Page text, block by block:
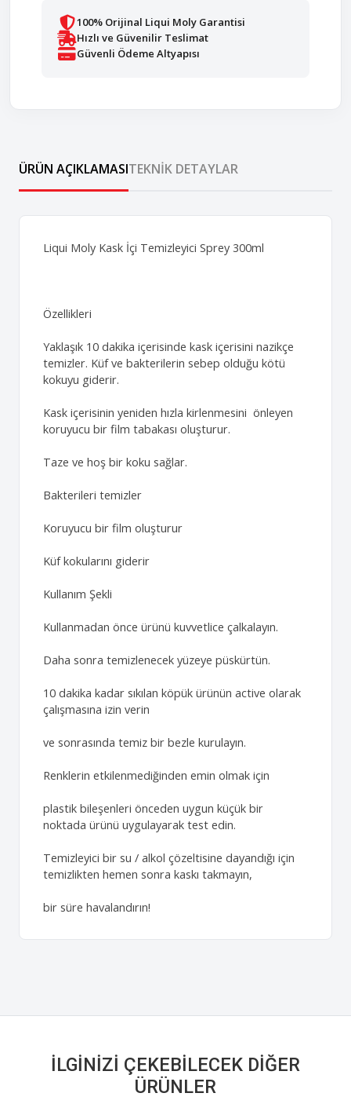
100% Orijinal Liqui Moly Garantisi
Hızlı ve Güvenilir Teslimat
Güvenli Ödeme Altyapısı
ÜRÜN AÇIKLAMASITEKNIK DETAYLAR
Liqui Moly Kask İçi Temizleyici Sprey 300ml
Özellikleri
Yaklaşık 10 dakika içerisinde kask içerisini nazikçe
temizler. Küf ve bakterilerin sebep olduğu kötü
kokuyu giderir.
Kask içerisinin yeniden hızla kirlenmesini önleyen
koruyucu bir film tabakası oluşturur.
Taze ve hoş bir koku sağlar.
Bakterileri temizler
Koruyucu bir film oluşturur
Küf kokularını giderir
Kullanım Şekli
Kullanmadan önce ürünü kuvvetlice çalkalayın.
Daha sonra temizlenecek yüzeye püskürtün.
10 dakika kadar sıkılan köpük ürünün active olarak
çalışmasına izin verin
ve sonrasında temiz bir bezle kurulayın.
Renklerin etkilenmediğinden emin olmak için
plastik bileşenleri önceden uygun küçük bir
noktada ürünü uygulayarak test edin.
Temizleyici bir su / alkol çözeltisine dayandığı için
temizlikten hemen sonra kaskı takmayın,
bir süre havalandırın!
İLGINIZI ÇEKEBILECEK DIĞER
ÜRÜNLER